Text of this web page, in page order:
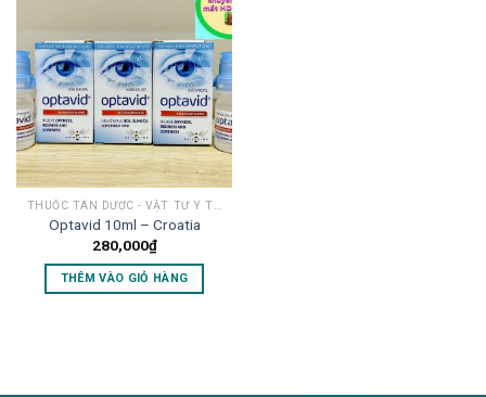
Optavid 10ml – Croatia
280,000₫
THÊM VÀO GIỎ HÀNG